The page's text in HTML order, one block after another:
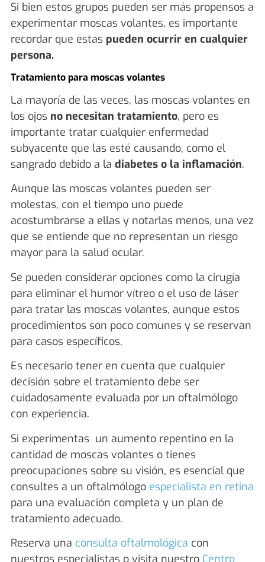
Si bien estos grupos pueden ser más propensos a
experimentar moscas volantes, es importante
recordar que estas pueden ocurrir en cualquier
persona.
Tratamiento para moscas volantes
La mayoría de las veces, las moscas volantes en
los ojos no necesitan tratamiento, pero es
importante tratar cualquier enfermedad
subyacente que las esté causando, como el
sangrado debido a la diabetes o la inflamación.
Aunque las moscas volantes pueden ser
molestas, con el tiempo uno puede
acostumbrarse a ellas y notarlas menos, una vez
que se entiende que no representan un riesgo
mayor para la salud ocular.
Se pueden considerar opciones como la cirugía
para eliminar el humor vítreo o el uso de láser
para tratar las moscas volantes, aunque estos
procedimientos son poco comunes y se reservan
para casos específicos.
Es necesario tener en cuenta que cualquier
decisión sobre el tratamiento debe ser
cuidadosamente evaluada por un oftalmólogo
con experiencia.
Si experimentas un aumento repentino en la
cantidad de moscas volantes o tienes
preocupaciones sobre su visión, es esencial que
consultes a un oftalmólogo especialista en retina
para una evaluación completa y un plan de
tratamiento adecuado.
Reserva una consulta oftalmológica con
nuestros especialistas o visita nuestro Centro